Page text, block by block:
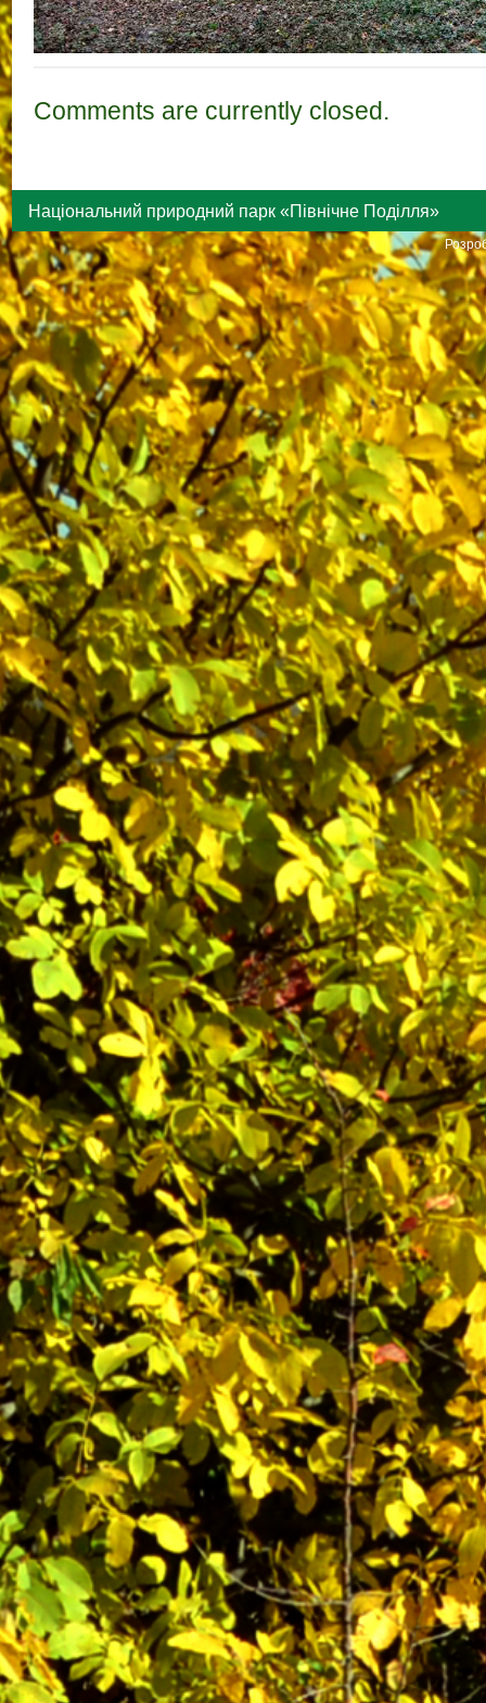
Comments are currently closed.
Національний природний парк «Північне Поділля»